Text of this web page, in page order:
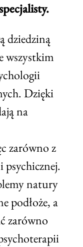
dziedziną
wszystkim
Dzięki
na
zarówno z
psychicznej.
natury
podłoże, a
zarówno